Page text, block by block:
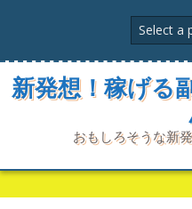
ン
プ
新発想！稼げ
おもしろそうな新